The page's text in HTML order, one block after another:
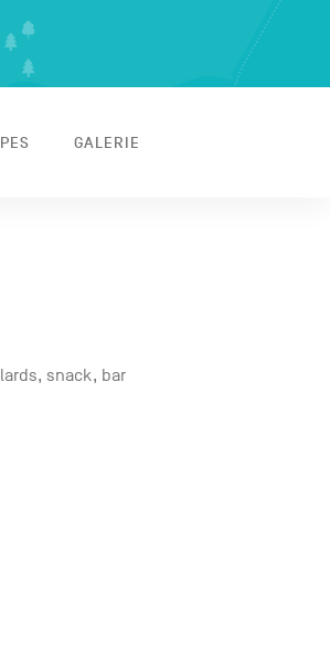
GALERIE
snack, bar